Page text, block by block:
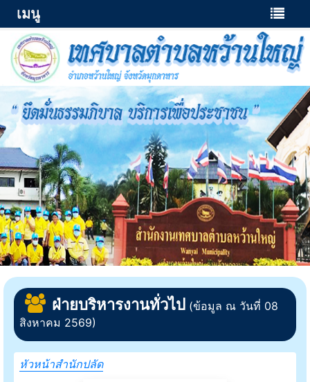
เมนู
ฝ่ายบริหารงานทั่วไป (ข้อมูล ณ วันที่ 08
สิงหาคม 2569)
หัวหน้าสำนักปลัด